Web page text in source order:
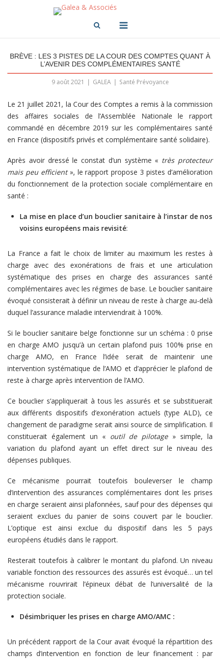
BRÈVE : LES 3 PISTES DE LA COUR DES COMPTES QUANT À
L’AVENIR DES COMPLÉMENTAIRES SANTÉ
9 août 2021 GALEA Santé Prévoyance
Le 21 juillet 2021, la Cour des Comptes a remis à la commission
des affaires sociales de l’Assemblée Nationale le rapport
commandé en décembre 2019 sur les complémentaires santé
en France (dispositifs privés et complémentaire santé solidaire).
Après avoir dressé le constat d’un système « très protecteur
mais peu efficient», le rapport propose 3 pistes d’amélioration
du fonctionnement de la protection sociale complémentaire en
santé :
La mise en place d’un bouclier sanitaire à l’instar de nos
voisins européens mais revisité:
La France a fait le choix de limiter au maximum les restes à
charge avec des exonérations de frais et une articulation
systématique des prises en charge des assurances santé
complémentaires avec les régimes de base. Le bouclier sanitaire
évoqué consisterait à définir un niveau de reste à charge au-delà
duquel l’assurance maladie interviendrait à 100%.
Si le bouclier sanitaire belge fonctionne sur un schéma : 0 prise
en charge AMO jusqu’à un certain plafond puis 100% prise en
charge AMO, en France l’idée serait de maintenir une
intervention systématique de l’AMO et d’apprécier le plafond de
reste à charge après intervention de l’AMO.
Ce bouclier s’appliquerait à tous les assurés et se substituerait
aux différents dispositifs d’exonération actuels (type ALD), ce
changement de paradigme serait ainsi source de simplification. Il
constituerait également un « outil de pilotage» simple, la
variation du plafond ayant un effet direct sur le niveau des
dépenses publiques.
Ce mécanisme pourrait toutefois bouleverser le champ
d’intervention des assurances complémentaires dont les prises
en charge seraient ainsi plafonnées, sauf pour des dépenses qui
seraient exclues du panier de soins couvert par le bouclier.
L’optique est ainsi exclue du dispositif dans les 5 pays
européens étudiés dans le rapport.
Resterait toutefois à calibrer le montant du plafond. Un niveau
variable fonction des ressources des assurés est évoqué… un tel
mécanisme rouvrirait l’épineux débat de l’universalité de la
protection sociale.
Désimbriquer les prises en charge AMO/AMC :
Un précédent rapport de la Cour avait évoqué la répartition des
champs d’intervention en fonction de leur financement : par